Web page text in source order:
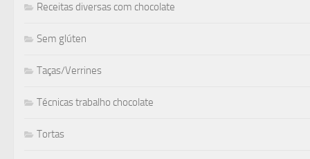
Receitas diversas com chocolate
Sem glúten
Taças/Verrines
Técnicas trabalho chocolate
Tortas